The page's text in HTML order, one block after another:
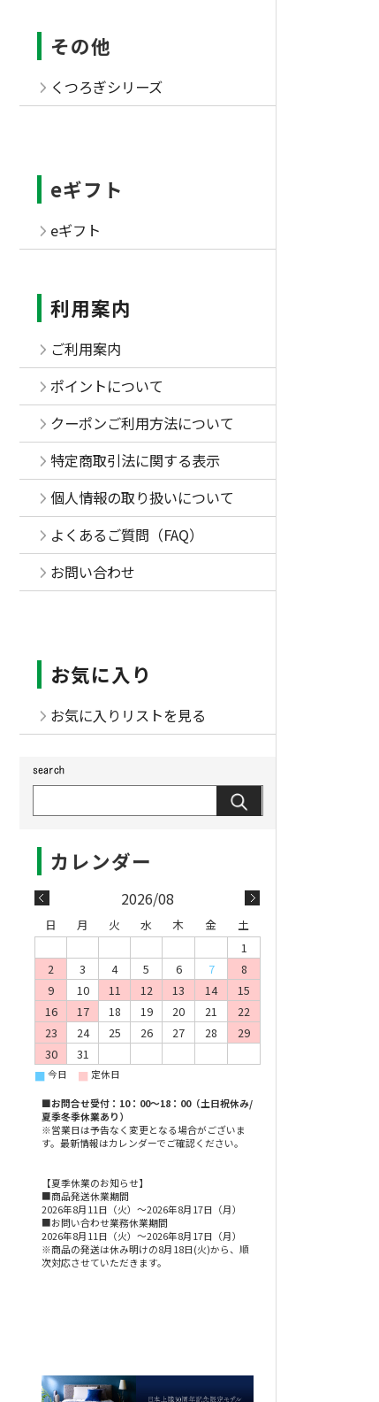
その他
くつろぎシリーズ
eギフト
eギフト
利用案内
ご利用案内
ポイントについて
クーポンご利用方法について
特定商取引法に関する表示
個人情報の取り扱いについて
よくあるご質問（FAQ）
お問い合わせ
お気に入り
お気に入りリストを見る
2026/08
日 月 火 水 木 金
土
1
2
3 4 5 6 7
8
9
10 11 12 13 14
15
16
17 18 19 20 21
22
23
24 25 26 27 28
29
30
31
■ 今日 ■ 定休日
■お問合せ受付：10：00～18：00（土日祝休み/
夏季冬季休業あり）
※営業日は予告なく変更となる場合がございま
す。最新情報はカレンダーでご確認ください。
【夏季休業のお知らせ】
■商品発送休業期間
2026年8月11日（火）～2026年8月17日（月）
■お問い合わせ業務休業期間
2026年8月11日（火）～2026年8月17日（月）
※商品の発送は休み明けの8月18日(火)から、順
次対応させていただきます。